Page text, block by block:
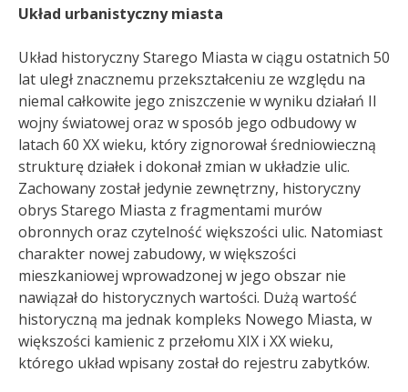
Układ urbanistyczny miasta
Układ historyczny Starego Miasta w ciągu ostatnich 50
lat uległ znacznemu przekształceniu ze względu na
niemal całkowite jego zniszczenie w wyniku działań II
wojny światowej oraz w sposób jego odbudowy w
latach 60 XX wieku, który zignorował średniowieczną
strukturę działek i dokonał zmian w układzie ulic.
Zachowany został jedynie zewnętrzny, historyczny
obrys Starego Miasta z fragmentami murów
obronnych oraz czytelność większości ulic. Natomiast
charakter nowej zabudowy, w większości
mieszkaniowej wprowadzonej w jego obszar nie
nawiązał do historycznych wartości. Dużą wartość
historyczną ma jednak kompleks Nowego Miasta, w
większości kamienic z przełomu XIX i XX wieku,
którego układ wpisany został do rejestru zabytków.